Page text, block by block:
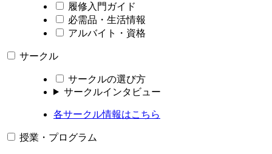
履修入門ガイド
必需品・生活情報
アルバイト・資格
サークル
サークルの選び方
サークルインタビュー
各サークル情報はこちら
授業・プログラム